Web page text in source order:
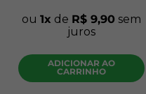
ou 1 de R$ 9,90 sem
juros
ADICIONAR AO
CARRINHO